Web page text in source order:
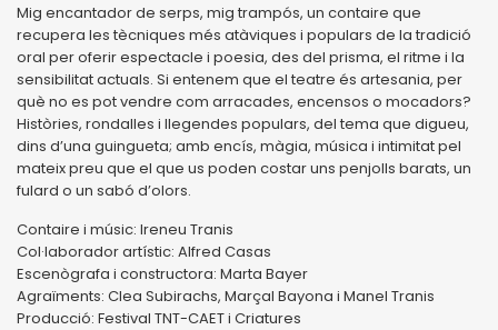
Mig encantador de serps, mig trampós, un contaire que
recupera les tècniques més atàviques i populars de la tradició
oral per oferir espectacle i poesia, des del prisma, el ritme i la
sensibilitat actuals. Si entenem que el teatre és artesania, per
què no es pot vendre com arracades, encensos o mocadors?
Històries, rondalles i llegendes populars, del tema que digueu,
dins d’una guingueta; amb encís, màgia, música i intimitat pel
mateix preu que el que us poden costar uns penjolls barats, un
fulard o un sabó d’olors.
Contaire i músic: Ireneu Tranis
Col·laborador artístic: Alfred Casas
Escenògrafa i constructora: Marta Bayer
Agraïments: Clea Subirachs, Marçal Bayona i Manel Tranis
Producció: Festival TNT-CAET i Criatures